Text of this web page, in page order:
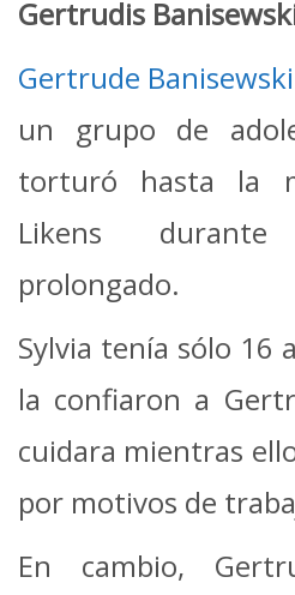
Gertrudis
Gertrude Banisewski
un grupo de
torturó hasta la
Likens
prolongado.
Sylvia tenía sólo 16
la confiaron a
cuidara mientras
por motivos de
En cambio,